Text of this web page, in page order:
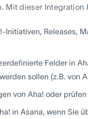
Mit dieser Integration
Initiativen, Releases,
Felder in
sollen (z.B. von
von Aha! oder
in Asana, wenn Sie